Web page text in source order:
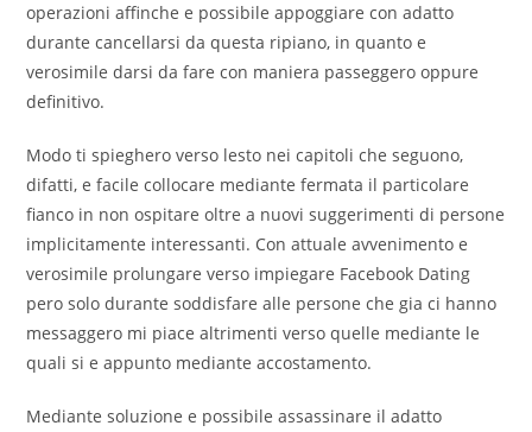
operazioni affinche e possibile appoggiare con adatto
durante cancellarsi da questa ripiano, in quanto e
verosimile darsi da fare con maniera passeggero oppure
definitivo.
Modo ti spieghero verso lesto nei capitoli che seguono,
difatti, e facile collocare mediante fermata il particolare
fianco in non ospitare oltre a nuovi suggerimenti di persone
implicitamente interessanti. Con attuale avvenimento e
verosimile prolungare verso impiegare Facebook Dating
pero solo durante soddisfare alle persone che gia ci hanno
messaggero mi piace altrimenti verso quelle mediante le
quali si e appunto mediante accostamento.
Mediante soluzione e possibile assassinare il adatto